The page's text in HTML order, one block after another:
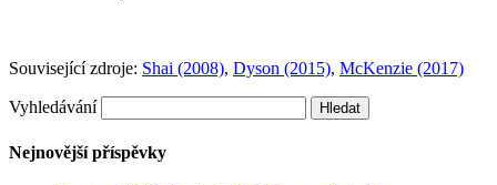
Související zdroje: Shai (2008), Dyson (2015), McKenzie (2017)
Vyhledávání
Nejnovější příspěvky